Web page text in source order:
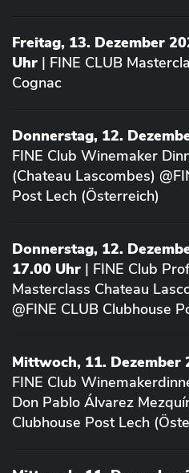
Freitag, 13. Dezember
Uhr | FINE CLUB
Cognac
Donnerstag, 12.
FINE Club Winemaker
(Chateau Lascombes)
Post Lech (Österreich)
Donnerstag, 12.
17.00 Uhr | FINE Club
Masterclass Chateau
@FINE CLUB Clubhouse
Mittwoch, 11. Dezember
FINE Club
Don Pablo Álvarez
Clubhouse Post Lech